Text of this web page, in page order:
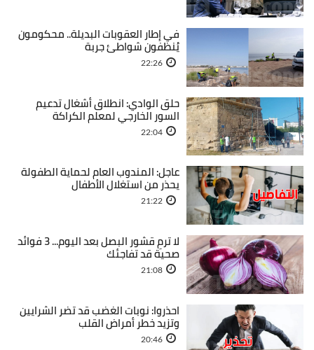
في إطار العقوبات البديلة.. محكومون
يُنظفون شواطئ جربة
22:26
حلق الوادي: انطلاق أشغال تدعيم
السور الخارجي لمعلم الكراكة
22:04
عاجل: المندوب العام لحماية الطفولة
يحذر من استغلال الأطفال
21:22
لا ترمِ قشور البصل بعد اليوم... 3 فوائد
صحية قد تفاجئك
21:08
احذروا: نوبات الغضب قد تضر الشرايين
وتزيد خطر أمراض القلب
20:46